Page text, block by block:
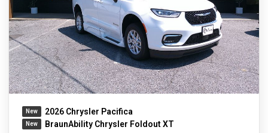
2026 Chrysler Pacifica
BraunAbility Chrysler Foldout XT